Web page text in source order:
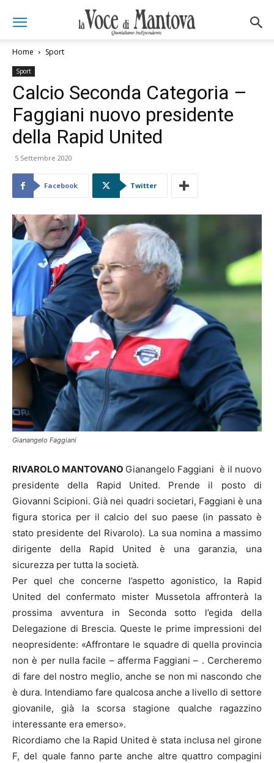
Home Sport
Sport
Calcio Seconda Categoria –
Faggiani nuovo presidente
della Rapid United
5 Settembre 2020
Facebook Twitter
Gianangelo Faggiani
RIVAROLO MANTOVANO Gianangelo Faggiani è il nuovo
presidente della Rapid United. Prende il posto di
Giovanni Scipioni. Già nei quadri societari, Faggiani è una
figura storica per il calcio del suo paese (in passato è
stato presidente del Rivarolo). La sua nomina a massimo
dirigente della Rapid United è una garanzia, una
sicurezza per tutta la società.
Per quel che concerne l’aspetto agonistico, la Rapid
United del confermato mister Mussetola affronterà la
prossima avventura in Seconda sotto l’egida della
Delegazione di Brescia. Queste le prime impressioni del
neopresidente: «Affrontare le squadre di quella provincia
non è per nulla facile – afferma Faggiani – . Cercheremo
di fare del nostro meglio, anche se non mi nascondo che
è dura. Intendiamo fare qualcosa anche a livello di settore
giovanile, già la scorsa stagione qualche ragazzino
interessante era emerso».
Ricordiamo che la Rapid United è stata inclusa nel girone
F, del quale fanno parte anche altre quattro compagini